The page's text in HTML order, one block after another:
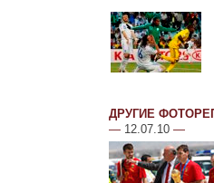
ДРУГИЕ
— 12.07.10 —